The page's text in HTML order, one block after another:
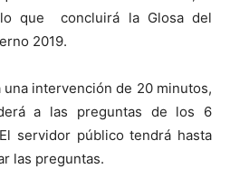
que concluirá la Glosa del
2019.
intervención de 20 minutos,
a las preguntas de los 6
servidor público tendrá hasta
las preguntas.